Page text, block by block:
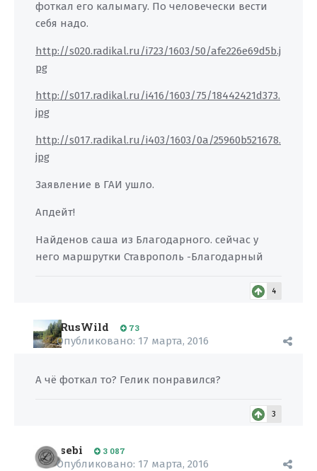
фоткал его калымагу. По человечески вести
себя надо.
http://s020.radikal.ru/i723/1603/50/afe226e69d5b.j
pg
http://s017.radikal.ru/i416/1603/75/18442421d373.
jpg
http://s017.radikal.ru/i403/1603/0a/25960b521678.
jpg
Заявление в ГАИ ушло.
Апдейт!
Найденов саша из Благодарного. сейчас у
него маршрутки Ставрополь -Благодарный
4
RusWild 73
Опубликовано: 17 марта, 2016
А чё фоткал то? Гелик понравился?
3
sebi 3 087
Опубликовано: 17 марта, 2016